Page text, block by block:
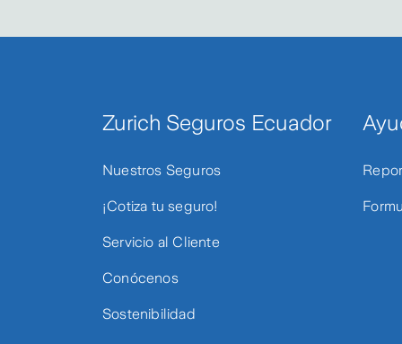
Zurich Seguros Ecuador
Nuestros Seguros
¡Cotiza tu seguro!
Servicio al Cliente
Conócenos
Sostenibilidad